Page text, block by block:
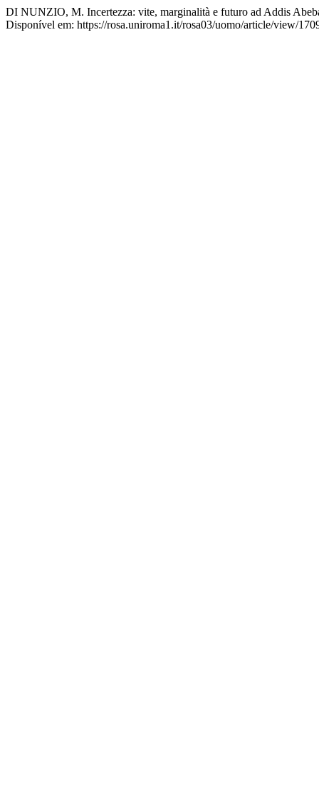
DI NUNZIO, M. Incertezza: vite, marginalità e futuro ad Addis
Disponível em: https://rosa.uniroma1.it/rosa03/uomo/article/view/